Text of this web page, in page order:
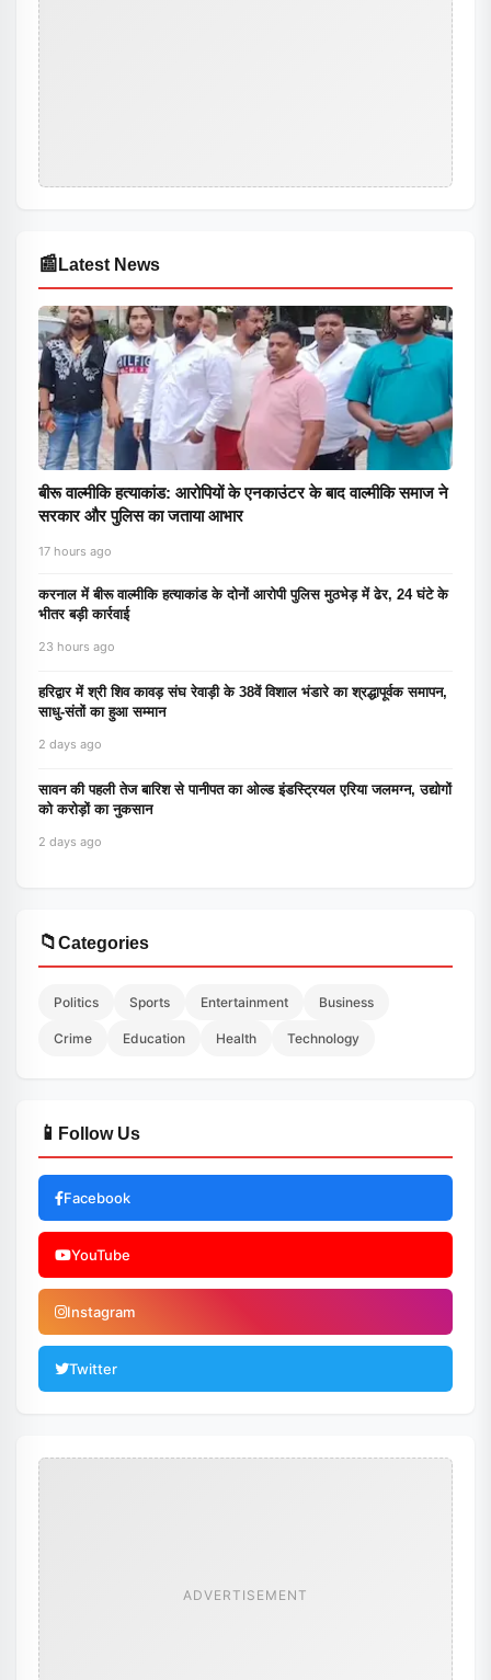
📰 Latest News
बीरू वाल्मीकि हत्याकांड: आरोपियों के एनकाउंटर के बाद वाल्मीकि समाज ने
सरकार और पुलिस का जताया आभार
17 hours ago
करनाल में बीरू वाल्मीकि हत्याकांड के दोनों आरोपी पुलिस मुठभेड़ में ढेर, 24 घंटे के
भीतर बड़ी कार्रवाई
23 hours ago
हरिद्वार में श्री शिव कावड़ संघ रेवाड़ी के 38वें विशाल भंडारे का श्रद्धापूर्वक समापन,
साधु-संतों का हुआ सम्मान
2 days ago
सावन की पहली तेज बारिश से पानीपत का ओल्ड इंडस्ट्रियल एरिया जलमग्न, उद्योगों
को करोड़ों का नुकसान
2 days ago
📁Categories
Politics Sports Entertainment Business
Crime Education Health Technology
📱 Follow Us
Facebook
YouTube
Instagram
Twitter
ADVERTISEMENT